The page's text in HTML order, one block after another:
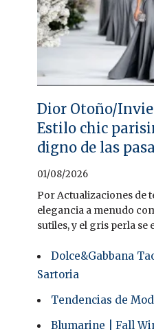
Dior Otoño/
Estilo chic
digno de las
01/08/2026
Por Actualizaciones de
elegancia a menudo
sutiles, y el gris perla se
Dolce&Gabbana
Sartoria
Tendencias de
Blumarine | Fall